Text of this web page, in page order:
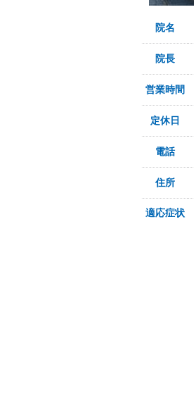
院名
院長
営業時間
定休日
電話
住所
適応症状